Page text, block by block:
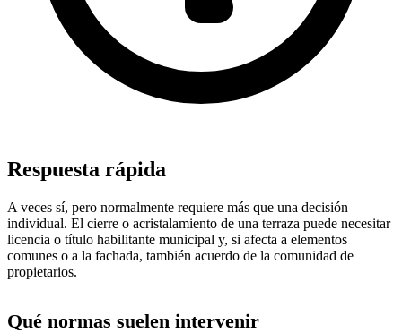
Respuesta rápida
A veces sí, pero normalmente requiere más que una decisión
individual. El cierre o acristalamiento de una terraza puede necesitar
licencia o título habilitante municipal y, si afecta a elementos
comunes o a la fachada, también acuerdo de la comunidad de
propietarios.
Qué normas suelen intervenir